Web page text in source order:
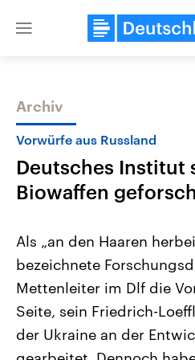
Close
Themen
Landtagswahl Sachsen-Anhalt
2026
Alle Informationen
Sachsen-Anhalt wählt am 6.
September 2026 einen neuen
Landtag. Seit 2021 wird das
Bundesland von einer Koalition
Archiv
Vorwürfe aus Russland
Deutsches Institut
Biowaffen
Als „an den Haaren
bezeichnete
Mettenleiter im Dlf die
Seite, sein Friedrich-
der Ukraine an der